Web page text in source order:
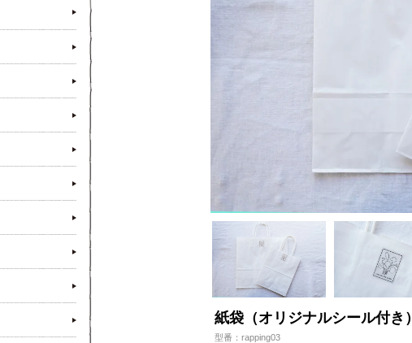
紙袋（オリジナルシール付き）
型番：rapping03